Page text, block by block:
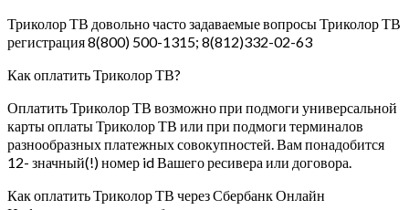
Триколор ТВ довольно часто задаваемые вопросы Триколор ТВ
регистрация 8(800) 500-1315; 8(812)332-02-63
Как оплатить Триколор ТВ?
Оплатить Триколор ТВ возможно при подмоги универсальной
карты оплаты Триколор ТВ или при подмоги терминалов
разнообразных платежных совокупностей. Вам понадобится
12- значный(!) номер id Вашего ресивера или договора.
Как оплатить Триколор ТВ через Сбербанк Онлайн